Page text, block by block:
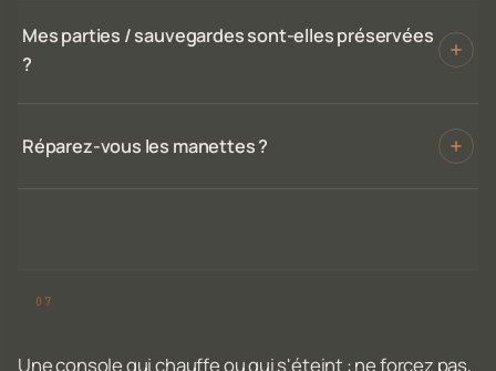
Mes parties / sauvegardes sont-elles préservées
?
Réparez-vous les manettes ?
Une console qui chauffe ou qui s'éteint : ne forcez pas,